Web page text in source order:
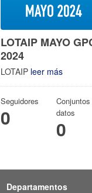
LOTAIP MAYO
2024
LOTAIP leer más
Seguidores
0
datos
0
Departamentos